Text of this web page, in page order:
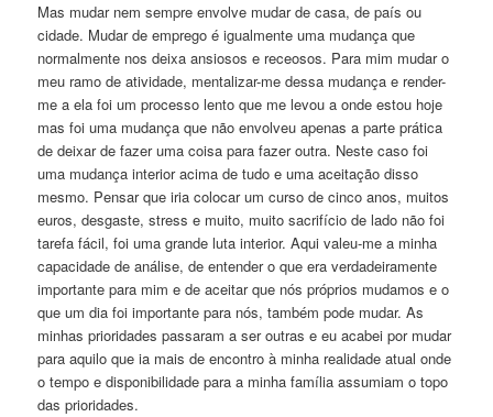
Mas mudar nem sempre envolve mudar de casa, de país ou
cidade. Mudar de emprego é igualmente uma mudança que
normalmente nos deixa ansiosos e receosos. Para mim mudar o
meu ramo de atividade, mentalizar-me dessa mudança e render-
me a ela foi um processo lento que me levou a onde estou hoje
mas foi uma mudança que não envolveu apenas a parte prática
de deixar de fazer uma coisa para fazer outra. Neste caso foi
uma mudança interior acima de tudo e uma aceitação disso
mesmo. Pensar que iria colocar um curso de cinco anos, muitos
euros, desgaste, stress e muito, muito sacrifício de lado não foi
tarefa fácil, foi uma grande luta interior. Aqui valeu-me a minha
capacidade de análise, de entender o que era verdadeiramente
importante para mim e de aceitar que nós próprios mudamos e o
que um dia foi importante para nós, também pode mudar. As
minhas prioridades passaram a ser outras e eu acabei por mudar
para aquilo que ia mais de encontro à minha realidade atual onde
o tempo e disponibilidade para a minha família assumiam o topo
das prioridades.